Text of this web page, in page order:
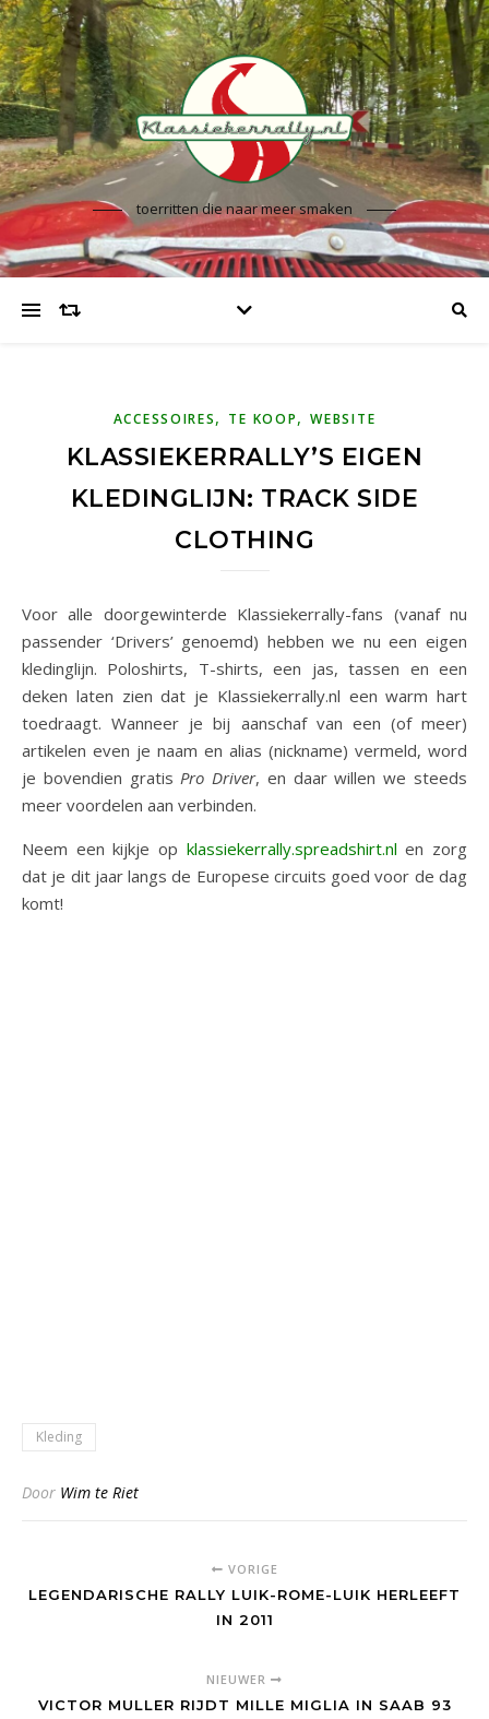
toerritten die naar meer smaken
ACCESSOIRES, TE KOOP,WEBSITE
KLASSIEKERRALLY’S EIGEN
KLEDINGLIJN: TRACK SIDE
CLOTHING
Voor alle doorgewinterde Klassiekerrally-fans (vanaf nu
passender ‘Drivers’ genoemd) hebben we nu een eigen
kledinglijn. Poloshirts, T-shirts, een jas, tassen en een
deken laten zien dat je Klassiekerrally.nl een warm hart
toedraagt. Wanneer je bij aanschaf van een (of meer)
artikelen even je naam en alias (nickname) vermeld, word
je bovendien gratisPro Driver, en daar willen we steeds
meer voordelen aan verbinden.
Neem een kijkje op klassiekerrally.spreadshirt.nl en zorg
dat je dit jaar langs de Europese circuits goed voor de dag
komt!
Kleding
Door Wim te Riet
VORIGE
LEGENDARISCHE RALLY LUIK-ROME-LUIK HERLEEFT
IN 2011
NIEUWER
VICTOR MULLER RIJDT MILLE MIGLIA IN SAAB 93